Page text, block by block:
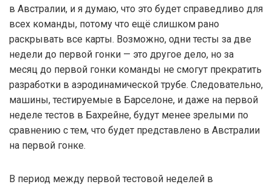
в Австралии, и я думаю, что это будет справедливо для
всех команды, потому что ещё слишком рано
раскрывать все карты. Возможно, одни тесты за две
недели до первой гонки — это другое дело, но за
месяц до первой гонки команды не смогут прекратить
разработки в аэродинамической трубе. Следовательно,
машины, тестируемые в Барселоне, и даже на первой
неделе тестов в Бахрейне, будут менее зрелыми по
сравнению с тем, что будет представлено в Австралии
на первой гонке.
В период между первой тестовой неделей в